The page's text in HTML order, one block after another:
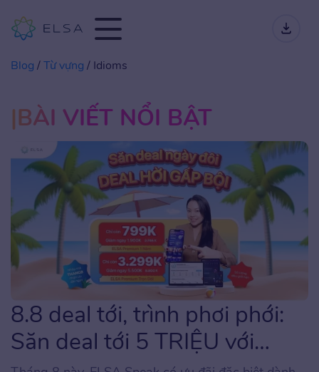
Blog /Từ vựng / Idioms
BÀI VIẾT NỔI BẬT
8.8 deal tới, trình phơi phới:
Săn deal tới 5 TRIỆU với